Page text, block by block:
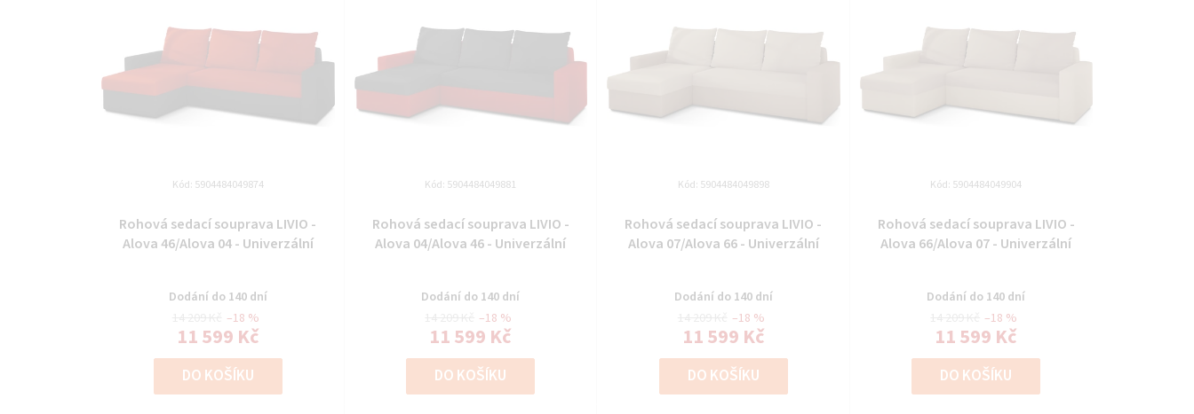
Rohová sedací souprava LIVIO -
Alova 46/Alova 04 - Univerzální
Dodání do 140 dní
11 599 Kč
–18 %
DO KOŠÍKU
Kód: 5904484049874
Rohová sedací souprava LIVIO -
Alova 04/Alova 46 - Univerzální
Dodání do 140 dní
11 599 Kč
–18 %
DO KOŠÍKU
Kód: 5904484049881
Rohová sedací souprava LIVIO -
Alova 07/Alova 66 - Univerzální
Dodání do 140 dní
11 599 Kč
–18 %
DO KOŠÍKU
Kód: 5904484049898
Rohová sedací souprava LIVIO -
Alova 66/Alova 07 - Univerzální
Dodání do 140 dní
11 599 Kč
–18 %
DO KOŠÍKU
Kód: 5904484049904